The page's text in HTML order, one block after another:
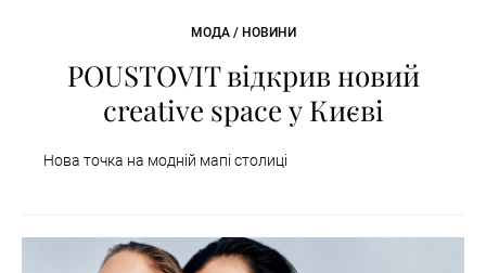
МОДА / НОВИНИ
POUSTOVIT відкрив новий
creative space у Києві
Нова точка на модній мапі столиці